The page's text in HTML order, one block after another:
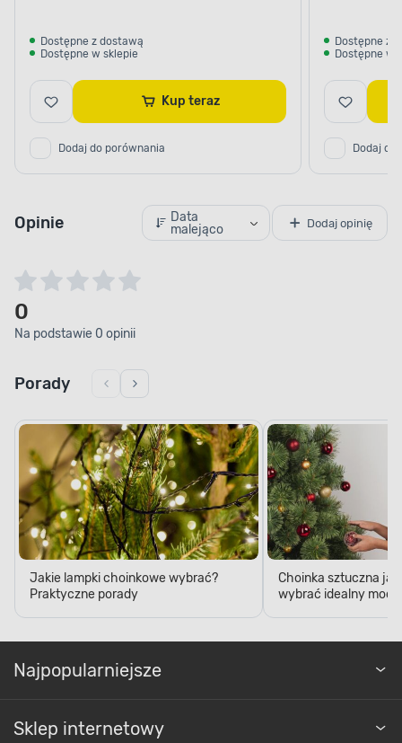
Dostępne z dostawą
Dostępne w sklepie
Kup teraz
Dodaj do porównania
Dostępne z
Dostępne w
Dodaj do
Opinie
Data
malejąco
Dodaj opinię
0
Na podstawie 0 opinii
Porady
Jakie lampki choinkowe wybrać?
Praktyczne porady
Choinka sztuczna
wybrać idealny
Najpopularniejsze
Sklep internetowy